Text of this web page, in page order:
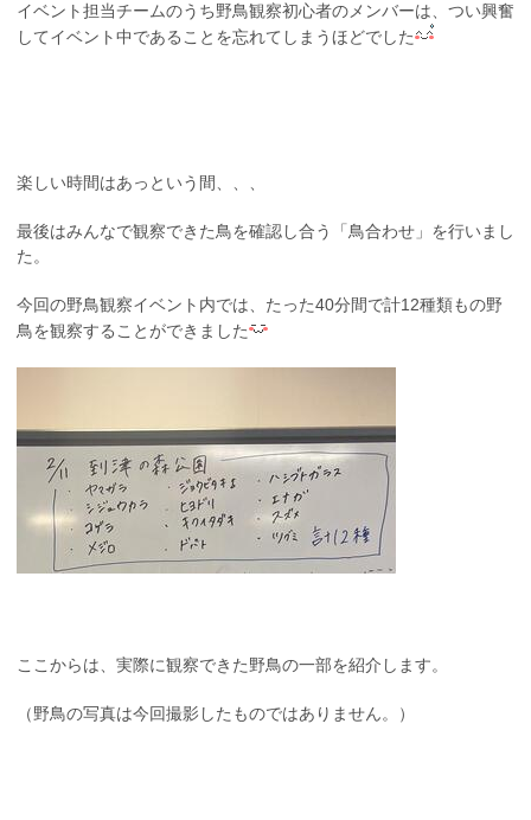
イベント担当チームのうち野鳥観察初心者のメンバーは、つい興奮
してイベント中であることを忘れてしまうほどでした
楽しい時間はあっという間、、、
最後はみんなで観察できた鳥を確認し合う「鳥合わせ」を行いまし
た。
今回の野鳥観察イベント内では、たった40分間で計12種類もの野
鳥を観察することができました
ここからは、実際に観察できた野鳥の一部を紹介します。
（野鳥の写真は今回撮影したものではありません。）